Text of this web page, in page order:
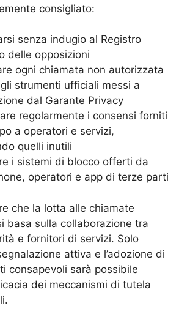
consigliato:
senza indugio al Registro
delle opposizioni
ogni chiamata non autorizzata
strumenti ufficiali messi a
dal Garante Privacy
regolarmente i consensi forniti
a operatori e servizi,
quelli inutili
i sistemi di blocco offerti da
operatori e app di terze parti
che la lotta alle chiamate
basa sulla collaborazione tra
e fornitori di servizi. Solo
attiva e l’adozione di
consapevoli sarà possibile
dei meccanismi di tutela